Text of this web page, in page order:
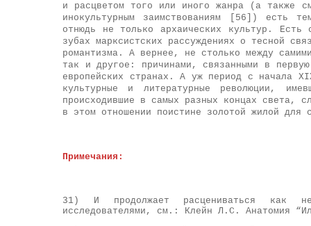
и расцветом того или иного жанра (а также
инокультурным заимствованиям [56]) есть
отнюдь не только архаических культур.
зубах марксистских рассуждениях о тесной
романтизма. А вернее, не столько между
так и другое: причинами, связанными в
европейских странах. А уж период с начала
культурные и литературные революции,
происходившие в самых разных концах света,
в этом отношении поистине золотой жилой для
Примечания:
31) И продолжает расцениваться как
исследователями, см.: Клейн Л.С. Анатомия